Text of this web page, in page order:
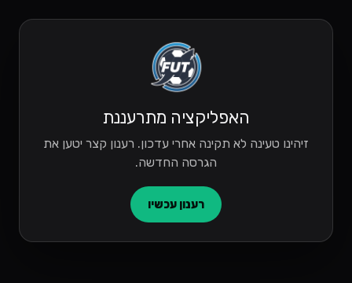
האפליקציה מתרעננת
זיהינו טעינה לא תקינה אחרי עדכון. רענון קצר יטען את
הגרסה החדשה.
רענון עכשיו